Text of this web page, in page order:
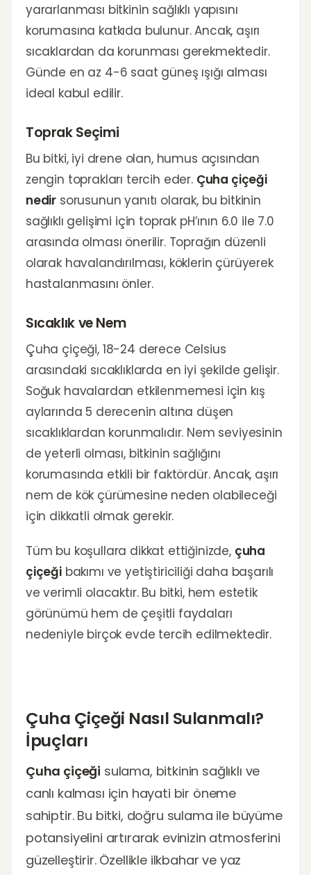
yararlanması bitkinin sağlıklı yapısını
korumasına katkıda bulunur. Ancak, aşırı
sıcaklardan da korunması gerekmektedir.
Günde en az 4-6 saat güneş ışığı alması
ideal kabul edilir.
Toprak Seçimi
Bu bitki, iyi drene olan, humus açısından
zengin toprakları tercih eder. Çuha çiçeği
nedir sorusunun yanıtı olarak, bu bitkinin
sağlıklı gelişimi için toprak pH’ının 6.0 ile 7.0
arasında olması önerilir. Toprağın düzenli
olarak havalandırılması, köklerin çürüyerek
hastalanmasını önler.
Sıcaklık ve Nem
Çuha çiçeği, 18-24 derece Celsius
arasındaki sıcaklıklarda en iyi şekilde gelişir.
Soğuk havalardan etkilenmemesi için kış
aylarında 5 derecenin altına düşen
sıcaklıklardan korunmalıdır. Nem seviyesinin
de yeterli olması, bitkinin sağlığını
korumasında etkili bir faktördür. Ancak, aşırı
nem de kök çürümesine neden olabileceği
için dikkatli olmak gerekir.
Tüm bu koşullara dikkat ettiğinizde, çuha
çiçeğibakımı ve yetiştiriciliği daha başarılı
ve verimli olacaktır. Bu bitki, hem estetik
görünümü hem de çeşitli faydaları
nedeniyle birçok evde tercih edilmektedir.
Çuha Çiçeği Nasıl Sulanmalı?
İpuçları
Çuha çiçeği sulama, bitkinin sağlıklı ve
canlı kalması için hayati bir öneme
sahiptir. Bu bitki, doğru sulama ile büyüme
potansiyelini artırarak evinizin atmosferini
güzelleştirir. Özellikle ilkbahar ve yaz